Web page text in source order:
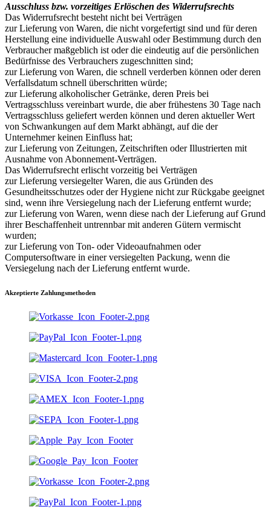
Ausschluss bzw. vorzeitiges Erlöschen des Widerrufsrechts
Das Widerrufsrecht besteht nicht bei Verträgen
zur Lieferung von Waren, die nicht vorgefertigt sind und für deren
Herstellung eine individuelle Auswahl oder Bestimmung durch den
Verbraucher maßgeblich ist oder die eindeutig auf die persönlichen
Bedürfnisse des Verbrauchers zugeschnitten sind;
zur Lieferung von Waren, die schnell verderben können oder deren
Verfallsdatum schnell überschritten würde;
zur Lieferung alkoholischer Getränke, deren Preis bei
Vertragsschluss vereinbart wurde, die aber frühestens 30 Tage nach
Vertragsschluss geliefert werden können und deren aktueller Wert
von Schwankungen auf dem Markt abhängt, auf die der
Unternehmer keinen Einfluss hat;
zur Lieferung von Zeitungen, Zeitschriften oder Illustrierten mit
Ausnahme von Abonnement-Verträgen.
Das Widerrufsrecht erlischt vorzeitig bei Verträgen
zur Lieferung versiegelter Waren, die aus Gründen des
Gesundheitsschutzes oder der Hygiene nicht zur Rückgabe geeignet
sind, wenn ihre Versiegelung nach der Lieferung entfernt wurde;
zur Lieferung von Waren, wenn diese nach der Lieferung auf Grund
ihrer Beschaffenheit untrennbar mit anderen Gütern vermischt
wurden;
zur Lieferung von Ton- oder Videoaufnahmen oder
Computersoftware in einer versiegelten Packung, wenn die
Versiegelung nach der Lieferung entfernt wurde.
Akzeptierte Zahlungsmethoden